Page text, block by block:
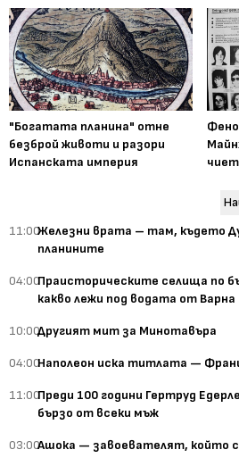
"Богатата планина" отне
безброй животи и разори
Испанската империя
11:00Железни врата – там, където
планините
04:00Праисторическите селища по
какво лежи под водата от
10:00Другият мит за Минотавъра
04:00Наполеон иска титлата —
11:00Преди 100 години Гертруд
бързо от всеки мъж
03:00Ашока — завоевателят, който